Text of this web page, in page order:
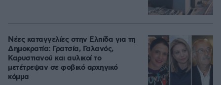
Νέες καταγγελίες στην Ελπίδα για τη
Δημοκρατία: Γρατσία, Γαλανός,
Καρυστιανού και αυλικοί το
μετέτρεψαν σε φοβικό αρχηγικό
κόμμα